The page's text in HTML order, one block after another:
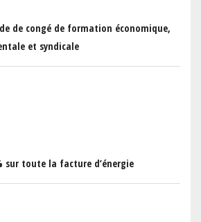
de congé de formation économique,
et syndicale
sur toute la facture d’énergie